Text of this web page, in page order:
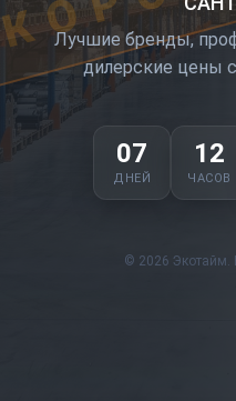
Лучшие бренды,
дилерские цены
07
ДНЕЙ
12
ЧАСОВ
© 2026 Экотайм.